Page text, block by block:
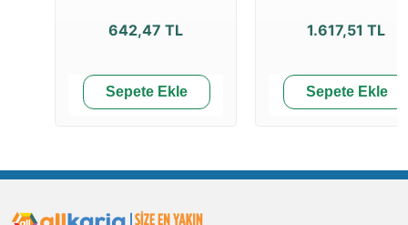
642,47 TL
Sepete Ekle
1.617,51 TL
Sepete Ekle